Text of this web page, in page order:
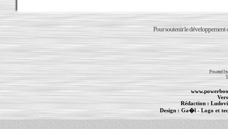
Pour soutenir le développement
Powered
Rédaction :
Design : Ga�l- Logo et